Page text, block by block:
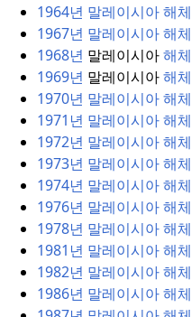
1964년 말레이시아 해체
1967년 말레이시아 해체
1968년 말레이시아해체
1969년 말레이시아해체
1970년 말레이시아 해체
1971년 말레이시아 해체
1972년 말레이시아 해체
1973년 말레이시아 해체
1974년 말레이시아 해체
1976년 말레이시아 해체
1978년 말레이시아 해체
1981년 말레이시아 해체
1982년 말레이시아 해체
1986년 말레이시아 해체